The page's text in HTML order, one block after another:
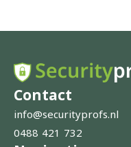
Contact
info@securityprofs.nl
0488 421 732